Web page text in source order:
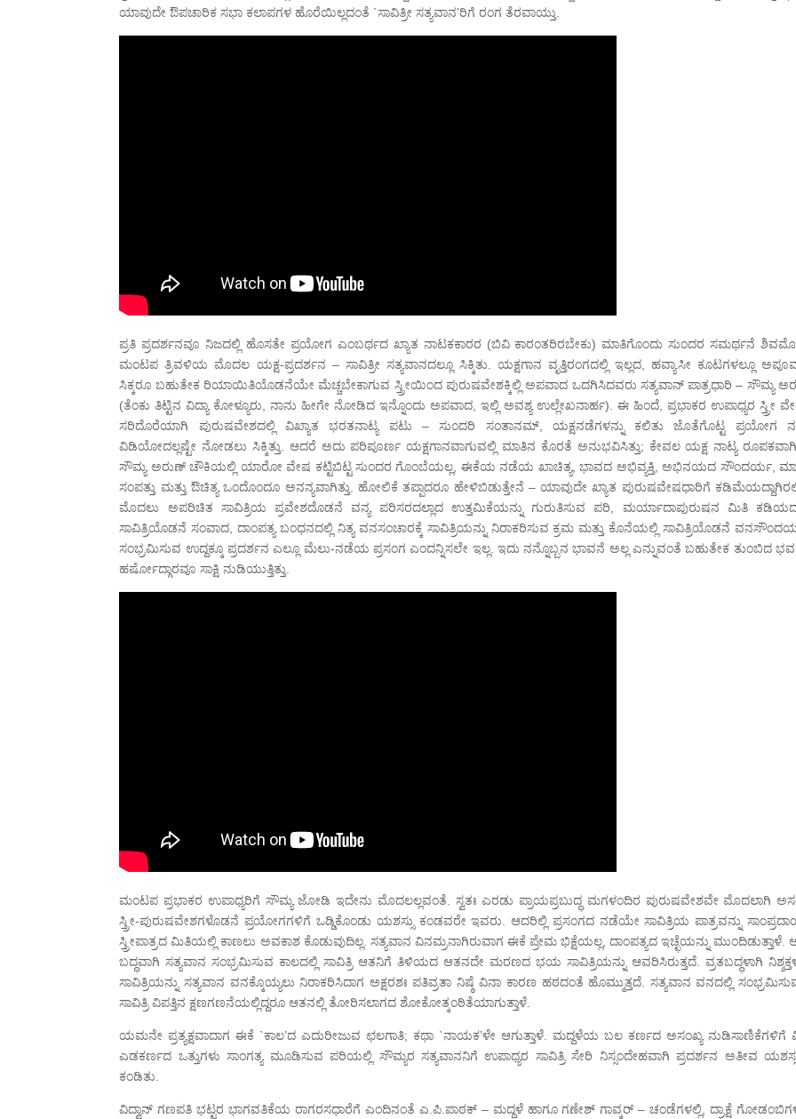
ಯಾವುದೇ ಔಪಚಾರಿಕ ಸಭಾ ಕಲಾಪಗಳ ಹೊರೆಯಿಲ್ಲದಂತೆ `ಸಾವಿತ್ರೀ ಸತ್ಯವಾನ’ರಿಗೆ ರಂಗ ತೆರವಾಯ್ತು.
ಪ್ರತಿ ಪ್ರದರ್ಶನವೂ ನಿಜದಲ್ಲಿ ಹೊಸತೇ ಪ್ರಯೋಗ ಎಂಬರ್ಥದ ಖ್ಯಾತ ನಾಟಕಕಾರರ (ಬಿವಿ ಕಾರಂತರಿರಬೇಕು) ಮಾತಿಗೊಂದು ಸುಂದರ ಸಮರ್ಥನೆ
ಮಂಟಪ ತ್ರಿವಳಿಯ ಮೊದಲ ಯಕ್ಷ-ಪ್ರದರ್ಶನ – ಸಾವಿತ್ರೀ ಸತ್ಯವಾನದಲ್ಲೂ ಸಿಕ್ಕಿತು. ಯಕ್ಷಗಾನ ವೃತ್ತಿರಂಗದಲ್ಲಿ ಇಲ್ಲದ, ಹವ್ಯಾಸೀ ಕೂಟಗಳಲ್ಲೂ
ಸಿಕ್ಕರೂ ಬಹುತೇಕ ರಿಯಾಯಿತಿಯೊಡನೆಯೇ ಮೆಚ್ಚಬೇಕಾಗುವ ಸ್ತ್ರೀಯಿಂದ ಪುರುಷವೇಶಕ್ಕಿಲ್ಲಿ ಅಪವಾದ ಒದಗಿಸಿದವರು ಸತ್ಯವಾನ್ ಪಾತ್ರಧಾರಿ – ಸೌಮ್ಯ
(ತೆಂಕು ತಿಟ್ಟಿನ ವಿದ್ಯಾ ಕೋಳ್ಯೂರು, ನಾನು ಹೀಗೇ ನೋಡಿದ ಇನ್ನೊಂದು ಅಪವಾದ, ಇಲ್ಲಿ ಅವಶ್ಯ ಉಲ್ಲೇಖನಾರ್ಹ). ಈ ಹಿಂದೆ, ಪ್ರಭಾಕರ ಉಪಾಧ್ಯರ ಸ್ತ್ರೀ
ಸರಿದೊರೆಯಾಗಿ ಪುರುಷವೇಶದಲ್ಲಿ ವಿಖ್ಯಾತ ಭರತನಾಟ್ಯ ಪಟು – ಸುಂದರಿ ಸಂತಾನಮ್, ಯಕ್ಷನಡೆಗಳನ್ನು ಕಲಿತು ಜೊತೆಗೊಟ್ಟ ಪ್ರಯೋಗ
ವಿಡಿಯೋದಲ್ಲಷ್ಟೇ ನೋಡಲು ಸಿಕ್ಕಿತ್ತು. ಆದರೆ ಅದು ಪರಿಪೂರ್ಣ ಯಕ್ಷಗಾನವಾಗುವಲ್ಲಿ ಮಾತಿನ ಕೊರತೆ ಅನುಭವಿಸಿತ್ತು; ಕೇವಲ ಯಕ್ಷ ನಾಟ್ಯ
ಸೌಮ್ಯ ಅರುಣ್ ಚೌಕಿಯಲ್ಲಿ ಯಾರೋ ವೇಷ ಕಟ್ಟಿಬಿಟ್ಟ ಸುಂದರ ಗೊಂಬೆಯಲ್ಲ, ಈಕೆಯ ನಡೆಯ ಖಾಚಿತ್ಯ, ಭಾವದ ಅಭಿವ್ಯಕ್ತಿ, ಅಭಿನಯದ ಸೌಂದರ್ಯ,
ಸಂಪತ್ತು ಮತ್ತು ಔಚಿತ್ಯ ಒಂದೊಂದೂ ಅನನ್ಯವಾಗಿತ್ತು. ಹೋಲಿಕೆ ತಪ್ಪಾದರೂ ಹೇಳಿಬಿಡುತ್ತೇನೆ – ಯಾವುದೇ ಖ್ಯಾತ ಪುರುಷವೇಷಧಾರಿಗೆ
ಮೊದಲು ಅಪರಿಚಿತ ಸಾವಿತ್ರಿಯ ಪ್ರವೇಶದೊಡನೆ ವನ್ಯ ಪರಿಸರದಲ್ಲಾದ ಉತ್ತಮಿಕೆಯನ್ನು ಗುರುತಿಸುವ ಪರಿ, ಮರ್ಯಾದಾಪುರುಷನ ಮಿತಿ
ಸಾವಿತ್ರಿಯೊಡನೆ ಸಂವಾದ, ದಾಂಪತ್ಯ ಬಂಧನದಲ್ಲಿ ನಿತ್ಯ ವನಸಂಚಾರಕ್ಕೆ ಸಾವಿತ್ರಿಯನ್ನು ನಿರಾಕರಿಸುವ ಕ್ರಮ ಮತ್ತು ಕೊನೆಯಲ್ಲಿ ಸಾವಿತ್ರಿಯೊಡನೆ
ಸಂಭ್ರಮಿಸುವ ಉದ್ದಕ್ಕೂ ಪ್ರದರ್ಶನ ಎಲ್ಲೂ ಮೆಲು-ನಡೆಯ ಪ್ರಸಂಗ ಎಂದನ್ನಿಸಲೇ ಇಲ್ಲ. ಇದು ನನ್ನೊಬ್ಬನ ಭಾವನೆ ಅಲ್ಲ ಎನ್ನುವಂತೆ ಬಹುತೇಕ ತುಂಬಿದ
ಹರ್ಷೋದ್ಗಾರವೂ ಸಾಕ್ಷಿ ನುಡಿಯುತ್ತಿತ್ತು.
ಮಂಟಪ ಪ್ರಭಾಕರ ಉಪಾಧ್ಯರಿಗೆ ಸೌಮ್ಯ ಜೋಡಿ ಇದೇನು ಮೊದಲಲ್ಲವಂತೆ. ಸ್ವತಃ ಎರಡು ಪ್ರಾಯಪ್ರಬುದ್ಧ ಮಗಳಂದಿರ ಪುರುಷವೇಶವೇ ಮೊದಲಾಗಿ
ಸ್ತ್ರೀ-ಪುರುಷವೇಶಗಳೊಡನೆ ಪ್ರಯೋಗಗಳಿಗೆ ಒಡ್ಡಿಕೊಂಡು ಯಶಸ್ಸು ಕಂಡವರೇ ಇವರು. ಆದರಿಲ್ಲಿ ಪ್ರಸಂಗದ ನಡೆಯೇ ಸಾವಿತ್ರಿಯ ಪಾತ್ರವನ್ನು
ಸ್ತ್ರೀಪಾತ್ರದ ಮಿತಿಯಲ್ಲಿ ಕಾಣಲು ಅವಕಾಶ ಕೊಡುವುದಿಲ್ಲ. ಸತ್ಯವಾನ ವಿನಮ್ರನಾಗಿರುವಾಗ ಈಕೆ ಪ್ರೇಮ ಭಿಕ್ಷೆಯಲ್ಲ, ದಾಂಪತ್ಯದ ಇಚ್ಛೆಯನ್ನು ಮುಂದಿಡುತ್ತಾಳೆ.
ಬದ್ಧವಾಗಿ ಸತ್ಯವಾನ ಸಂಭ್ರಮಿಸುವ ಕಾಲದಲ್ಲಿ ಸಾವಿತ್ರಿ ಆತನಿಗೆ ತಿಳಿಯದ ಆತನದೇ ಮರಣದ ಭಯ ಸಾವಿತ್ರಿಯನ್ನು ಆವರಿಸಿರುತ್ತದೆ. ವ್ರತಬದ್ಧಳಾಗಿ
ಸಾವಿತ್ರಿಯನ್ನು ಸತ್ಯವಾನ ವನಕ್ಕೊಯ್ಯಲು ನಿರಾಕರಿಸಿದಾಗ ಅಕ್ಷರಶಃ ಪತಿವ್ರತಾ ನಿಷ್ಠೆ ವಿನಾ ಕಾರಣ ಹಠದಂತೆ ಹೊಮ್ಮುತ್ತದೆ. ಸತ್ಯವಾನ ವನದಲ್ಲಿ
ಸಾವಿತ್ರಿ ವಿಪತ್ತಿನ ಕ್ಷಣಗಣನೆಯಲ್ಲಿದ್ದರೂ ಆತನಲ್ಲಿ ತೋರಿಸಲಾಗದ ಶೋಕೋತ್ಕಂಠಿತೆಯಾಗುತ್ತಾಳೆ.
ಯಮನೇ ಪ್ರತ್ಯಕ್ಷವಾದಾಗ ಈಕೆ `ಕಾಲ’ದ ಎದುರೀಜುವ ಛಲಗಾತಿ; ಕಥಾ `ನಾಯಕ’ಳೇ ಆಗುತ್ತಾಳೆ. ಮದ್ದಳೆಯ ಬಲ ಕರ್ಣದ ಅಸಂಖ್ಯ ನುಡಿಸಾಣಿಕೆಗಳಿಗೆ
ಎಡಕರ್ಣದ ಒತ್ತುಗಳು ಸಾಂಗತ್ಯ ಮೂಡಿಸುವ ಪರಿಯಲ್ಲಿ ಸೌಮ್ಯರ ಸತ್ಯವಾನನಿಗೆ ಉಪಾಧ್ಯರ ಸಾವಿತ್ರಿ ಸೇರಿ ನಿಸ್ಸಂದೇಹವಾಗಿ ಪ್ರದರ್ಶನ ಅತೀವ
ಕಂಡಿತು.
ವಿದ್ವಾನ್ ಗಣಪತಿ ಭಟ್ಟರ ಭಾಗವತಿಕೆಯ ರಾಗರಸಧಾರೆಗೆ ಎಂದಿನಂತೆ ಎ.ಪಿ.ಪಾಠಕ್ – ಮದ್ದಳೆ ಹಾಗೂ ಗಣೇಶ್ ಗಾವ್ಕರ್ – ಚಂಡೆಗಳಲ್ಲಿ, ದ್ರಾಕ್ಷೆ